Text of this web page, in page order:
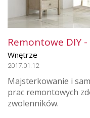
Remontowe DIY
Wnętrze
2017.01.12
Majsterkowanie i
prac remontowych
zwolenników.